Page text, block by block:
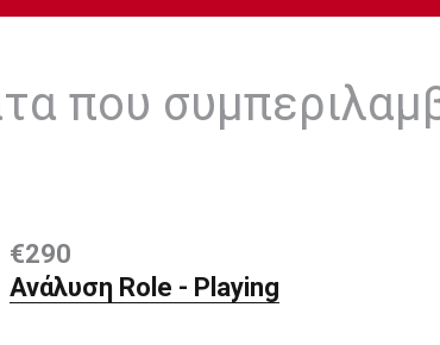
που
€290
Ανάλυση Role - Playing